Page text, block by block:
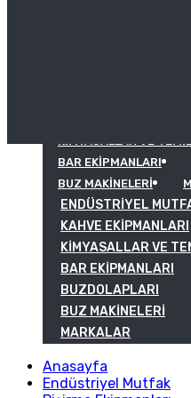
KIMYASALLAR VE
BAR EKIPMANLARI
BUZ MAKINELERI
ENDÜSTRIYEL
KAHVE EKIPMANLARI
KIMYASALLAR VE
BAR EKIPMANLARI
BUZDOLAPLARI
BUZ MAKINELERI
MARKALAR
Anasayfa
Endüstriyel Mutfak